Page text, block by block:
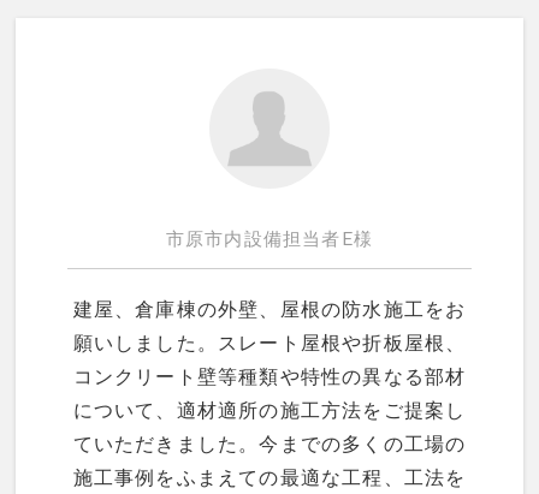
市原市内設備担当者E様
建屋、倉庫棟の外壁、屋根の防水施工をお
願いしました。スレート屋根や折板屋根、
コンクリート壁等種類や特性の異なる部材
について、適材適所の施工方法をご提案し
ていただきました。今までの多くの工場の
施工事例をふまえての最適な工程、工法を